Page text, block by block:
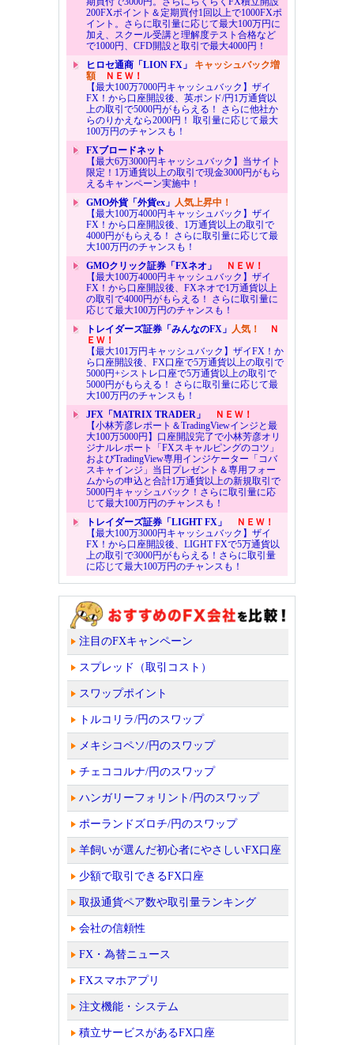
200FXポイント＆定期買付1回以上で1000FXポ
イント。さらに取引量に応じて最大100万円に
加え、スクール受講と理解度テスト合格など
で1000円、CFD開設と取引で最大4000円！
ヒロセ通商「LION FX」 キャッシュバック増
額ＮＥＷ！
【最大100万7000円キャッシュバック】ザイ
FX！から口座開設後、英ポンド/円1万通貨以
上の取引で5000円がもらえる！ さらに他社か
らのりかえなら2000円！ 取引量に応じて最大
100万円のチャンスも！
FXブロードネット
【最大6万3000円キャッシュバック】当サイト
限定！1万通貨以上の取引で現金3000円がもら
えるキャンペーン実施中！
GMO外貨「外貨ex」 人気上昇中！
【最大100万4000円キャッシュバック】ザイ
FX！から口座開設後、1万通貨以上の取引で
4000円がもらえる！ さらに取引量に応じて最
大100万円のチャンスも！
GMOクリック証券「FXネオ」
ＮＥＷ！
【最大100万4000円キャッシュバック】ザイ
FX！から口座開設後、FXネオで1万通貨以上
の取引で4000円がもらえる！ さらに取引量に
応じて最大100万円のチャンスも！
トレイダーズ証券「みんなのFX」 人気！
Ｎ
ＥＷ！
【最大101万円キャッシュバック】ザイFX！か
ら口座開設後、FX口座で5万通貨以上の取引で
5000円+シストレ口座で5万通貨以上の取引で
5000円がもらえる！ さらに取引量に応じて最
大100万円のチャンスも！
JFX「MATRIX TRADER」
ＮＥＷ！
【小林芳彦レポート＆TradingViewインジと最
大100万5000円】口座開設完了で小林芳彦オリ
ジナルレポート「FXスキャルピングのコツ」
およびTradingView専用インジケーター「コバ
スキャインジ」当日プレゼント＆専用フォー
ムからの申込と合計1万通貨以上の新規取引で
5000円キャッシュバック！さらに取引量に応
じて最大100万円のチャンスも！
トレイダーズ証券「LIGHT FX」
ＮＥＷ！
【最大100万3000円キャッシュバック】ザイ
FX！から口座開設後、LIGHT FXで5万通貨以
上の取引で3000円がもらえる！さらに取引量
に応じて最大100万円のチャンスも！
注目のFXキャンペーン
スプレッド（取引コスト）
スワップポイント
トルコリラ/円のスワップ
メキシコペソ/円のスワップ
チェココルナ/円のスワップ
ハンガリーフォリント/円のスワップ
ポーランドズロチ/円のスワップ
羊飼いが選んだ初心者にやさしいFX口座
少額で取引できるFX口座
取扱通貨ペア数や取引量ランキング
会社の信頼性
FX・為替ニュース
FXスマホアプリ
注文機能・システム
積立サービスがあるFX口座